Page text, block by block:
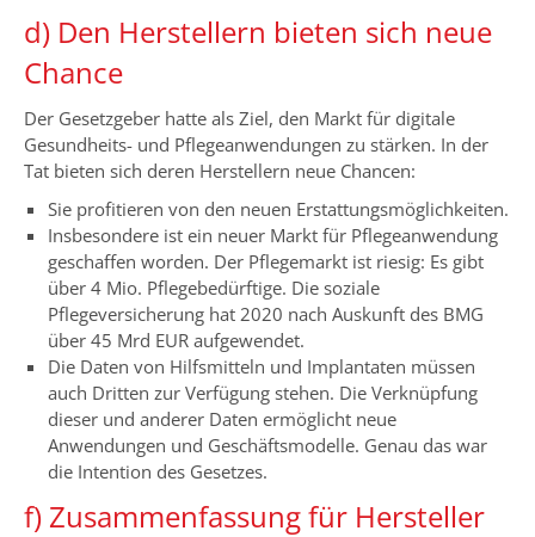
d) Den Herstellern bieten sich neue
Chance
Der Gesetzgeber hatte als Ziel, den Markt für digitale
Gesundheits- und Pflegeanwendungen zu stärken. In der
Tat bieten sich deren Herstellern neue Chancen:
Sie profitieren von den neuen Erstattungsmöglichkeiten.
Insbesondere ist ein neuer Markt für Pflegeanwendung
geschaffen worden. Der Pflegemarkt ist riesig: Es gibt
über 4 Mio. Pflegebedürftige. Die soziale
Pflegeversicherung hat 2020 nach Auskunft des BMG
über 45 Mrd EUR aufgewendet.
Die Daten von Hilfsmitteln und Implantaten müssen
auch Dritten zur Verfügung stehen. Die Verknüpfung
dieser und anderer Daten ermöglicht neue
Anwendungen und Geschäftsmodelle. Genau das war
die Intention des Gesetzes.
f) Zusammenfassung für Hersteller